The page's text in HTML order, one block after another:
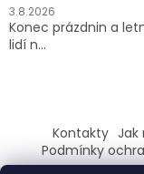
3.8.2026
Konec prázdnin a
lidí n...
Kontakty Jak
Podmínky